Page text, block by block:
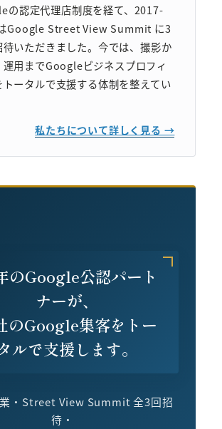
の認定代理店制度を経て、2017-
Google Street View Summit に3
いただきました。今では、撮影か
運用までGoogleビジネスプロフィ
トータルで支援する体制を整えてい
私たちについて詳しく見る →
のGoogle公認パート
ナーが、
のGoogle集客をトー
ルで支援します。
・Street View Summit 全3回招
待・